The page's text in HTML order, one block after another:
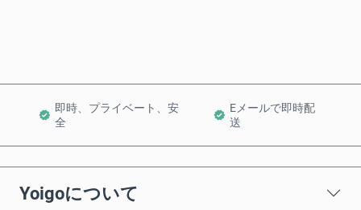
即時、プライベート、安
全
Eメールで即時配
送
Yoigoについて